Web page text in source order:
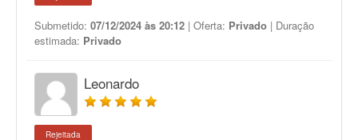
Submetido: 07/12/2024 às 20:12 | Oferta: Privado | Duração
estimada: Privado
Leonardo
Rejeitada